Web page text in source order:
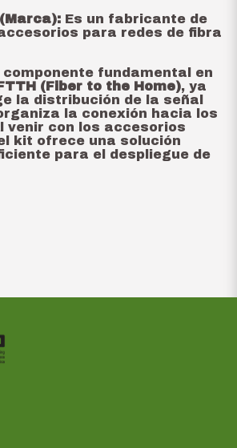
(Marca):Es un fabricante de
para redes de fibra
fundamental en
(Fiber to the Home), ya
la distribución de la señal
la conexión hacia los
venir con los accesorios
kit ofrece una solución
para el despliegue de